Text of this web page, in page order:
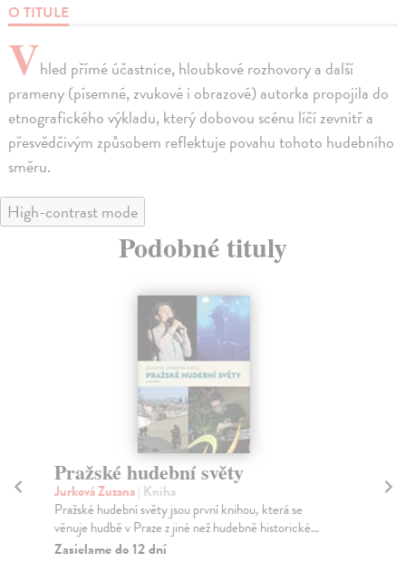
O TITULE
Vhled přímé účastnice, hloubkové rozhovory a další
prameny (písemné, zvukové i obrazové) autorka propojila do
etnografického výkladu, který dobovou scénu líčí zevnitř a
přesvědčivým způsobem reflektuje povahu tohoto hudebního
směru.
High-contrast mode
Podobné tituly
Pražské hudební světy
Jurková Zuzana| Kniha
Pražské hudební světy jsou první knihou, která se
věnuje hudbě v Praze z jiné než hudebně historické...
Zasielame do 12 dní